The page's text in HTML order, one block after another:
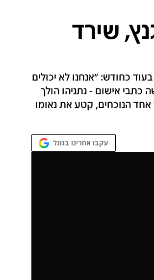
שירד
כחודש: "אנחנו לא יכולים
אישום - נתניהו הולך
אחד הנוכחים, קטע את נאומו
עקבו אחרינו בגוגל